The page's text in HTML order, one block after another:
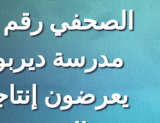
مدرسة
يعرضون